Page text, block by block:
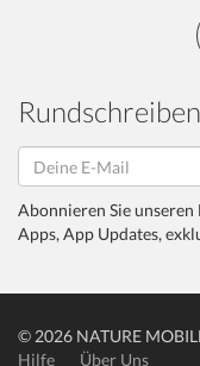
Rundschreiben
Abonnieren Sie
Apps, App Updates,
© 2026 NATURE
Hilfe
Über Uns